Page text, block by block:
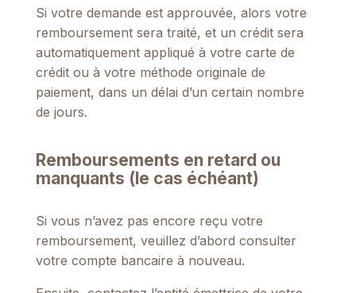
Si votre demande est approuvée, alors votre
remboursement sera traité, et un crédit sera
automatiquement appliqué à votre carte de
crédit ou à votre méthode originale de
paiement, dans un délai d’un certain nombre
de jours.
Remboursements en retard ou
manquants (le cas échéant)
Si vous n’avez pas encore reçu votre
remboursement, veuillez d’abord consulter
votre compte bancaire à nouveau.